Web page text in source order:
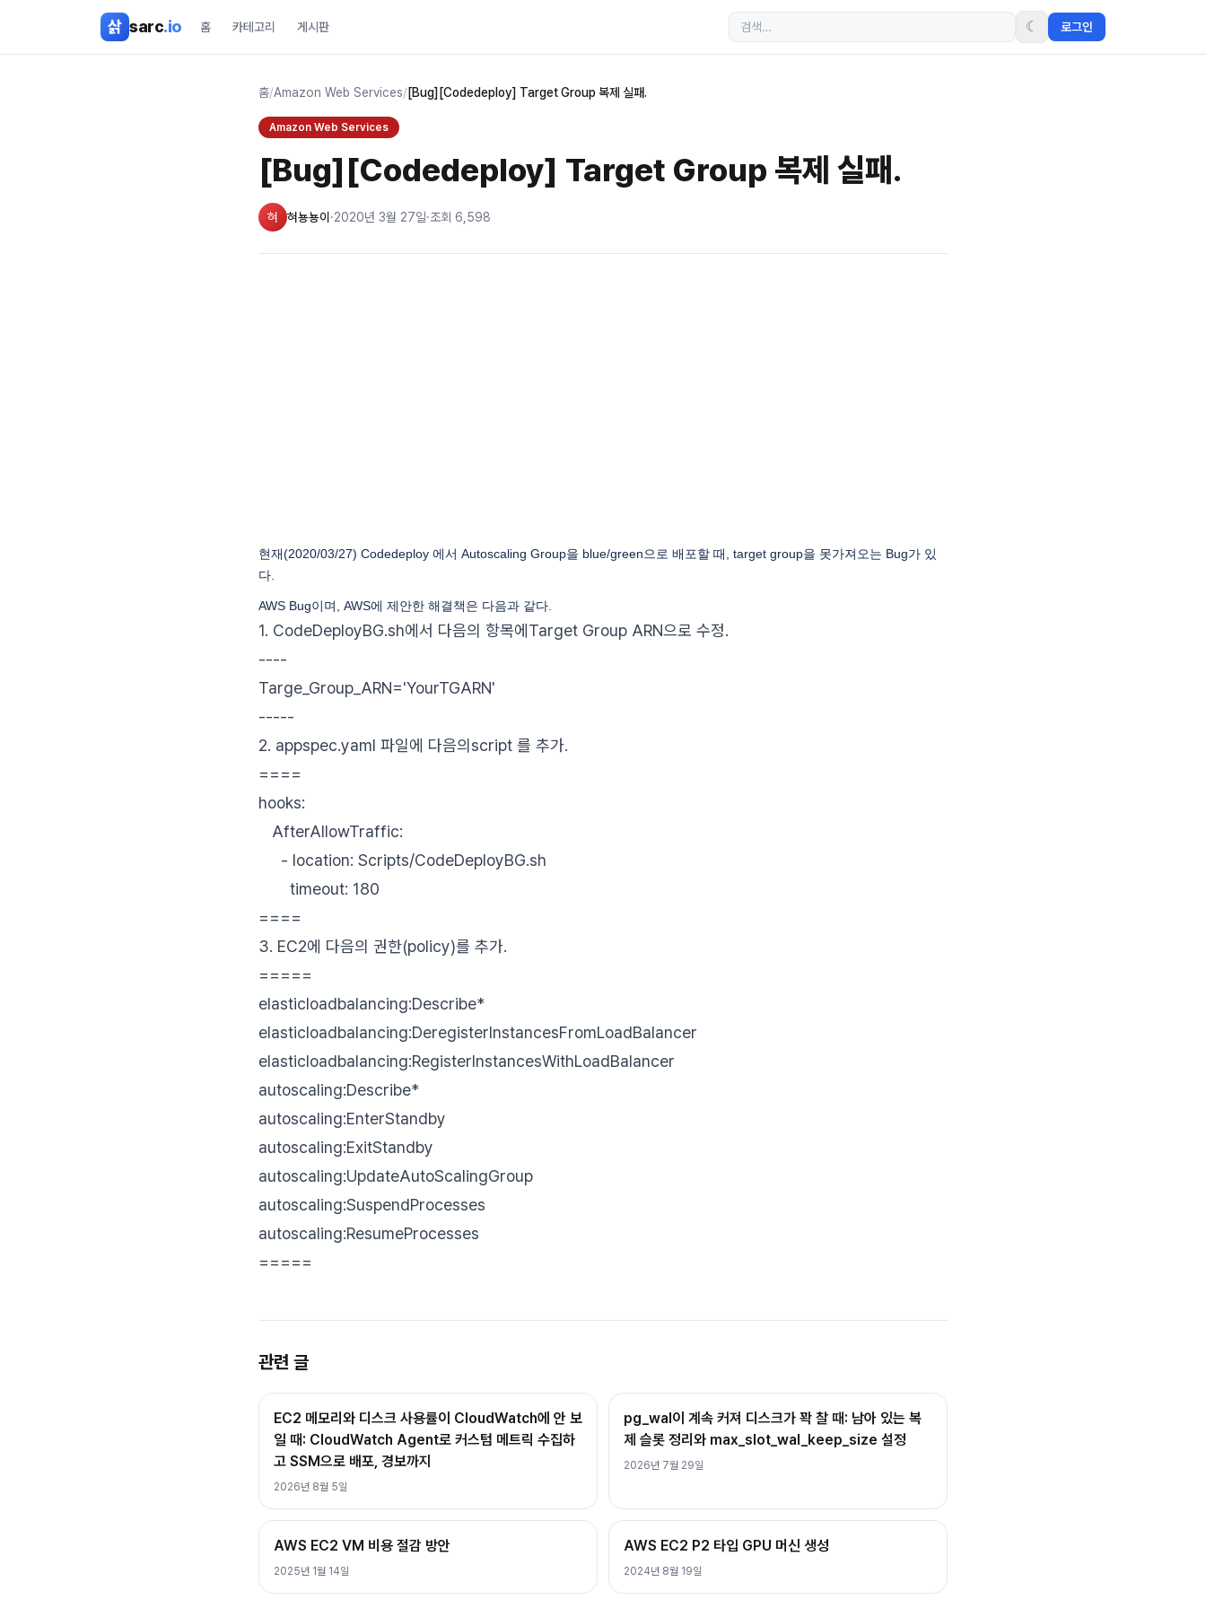
삵 sarc.io 홈 카테고리 게시판 ☾ 로그인
홈/Amazon Web Services/ [Bug][Codedeploy] Target Group 복제 실패.
Amazon Web Services
[Bug][Codedeploy] Target Group 복제 실패.
혀 혀뇽뇽이 ·2020년 3월 27일·조회 6,598
현재(2020/03/27) Codedeploy 에서 Autoscaling Group을 blue/green으로 배포할 때, target group을 못가져오는 Bug가 있
다.
AWS Bug이며, AWS에 제안한 해결책은 다음과 같다.
1. CodeDeployBG.sh에서 다음의 항목에Target Group ARN으로 수정.
----
Targe_Group_ARN='YourTGARN'
-----
2. appspec.yaml 파일에 다음의script 를 추가.
====
hooks:
AfterAllowTraffic:
- location: Scripts/CodeDeployBG.sh
timeout: 180
====
3. EC2에 다음의 권한(policy)를 추가.
=====
elasticloadbalancing:Describe*
elasticloadbalancing:DeregisterInstancesFromLoadBalancer
elasticloadbalancing:RegisterInstancesWithLoadBalancer
autoscaling:Describe*
autoscaling:EnterStandby
autoscaling:ExitStandby
autoscaling:UpdateAutoScalingGroup
autoscaling:SuspendProcesses
autoscaling:ResumeProcesses
=====
관련 글
EC2 메모리와 디스크 사용률이 CloudWatch에 안 보
일 때: CloudWatch Agent로 커스텀 메트릭 수집하
고 SSM으로 배포, 경보까지
2026년 8월 5일
pg_wal이 계속 커져 디스크가 꽉 찰 때: 남아 있는 복
제 슬롯 정리와 max_slot_wal_keep_size 설정
2026년 7월 29일
AWS EC2 VM 비용 절감 방안
2025년 1월 14일
AWS EC2 P2 타입 GPU 머신 생성
2024년 8월 19일